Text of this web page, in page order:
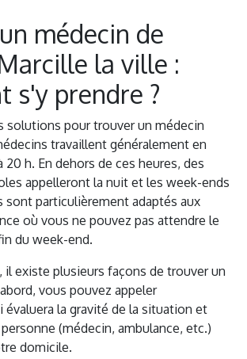
médecin de
la ville :
s'y prendre ?
solutions pour trouver un médecin
travaillent généralement en
20 h. En dehors de ces heures, des
appelleront la nuit et les week-ends
sont particulièrement adaptés aux
où vous ne pouvez pas attendre le
du week-end.
il existe plusieurs façons de trouver un
vous pouvez appeler
évaluera la gravité de la situation et
(médecin, ambulance, etc.)
domicile.